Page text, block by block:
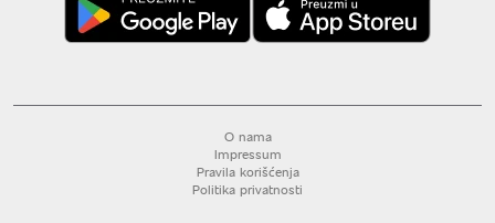
O nama
Impressum
Pravila korišćenja
Politika privatnosti